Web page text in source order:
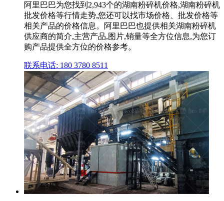
阿里巴巴为您找到2,943个的湖南粉碎机价格,湖南粉碎机
批发价格等行情走势,您还可以找市场价格、批发价格等
相关产品的价格信息。阿里巴巴也提供相关湖南粉碎机
供应商的简介,主营产品,图片,销量等全方位信息,为您订
购产品提供全方位的价格参考。
联系电话: 180 3780 8511